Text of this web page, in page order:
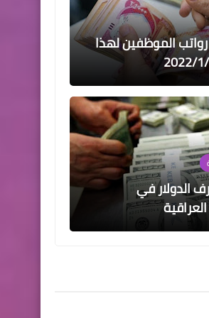
الموظفين لهذا
الدولار في